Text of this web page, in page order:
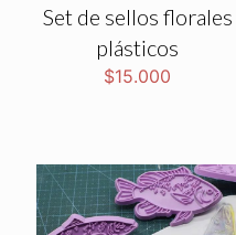
Set de sellos florales
plásticos
$15.000